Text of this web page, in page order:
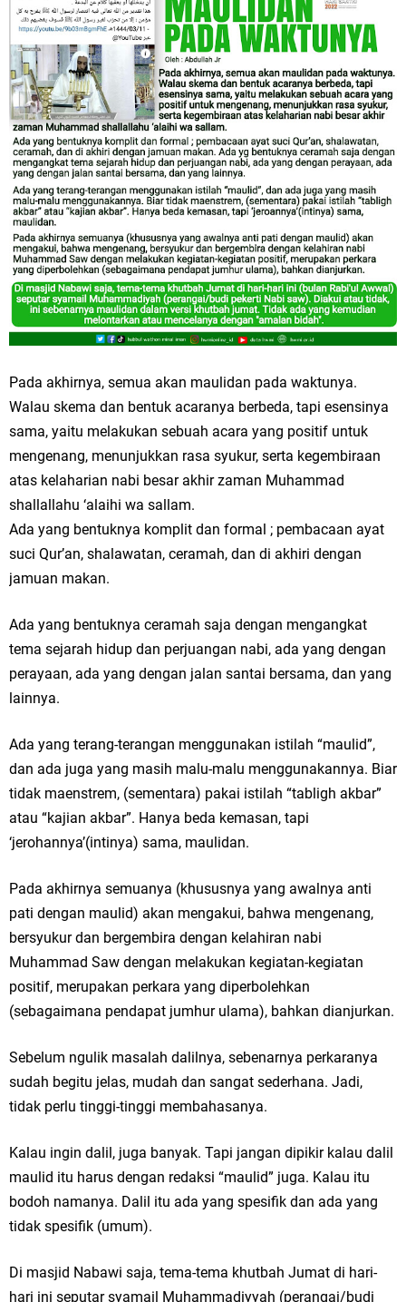
Pada akhirnya, semua akan maulidan pada waktunya.
Walau skema dan bentuk acaranya berbeda, tapi esensinya
sama, yaitu melakukan sebuah acara yang positif untuk
mengenang, menunjukkan rasa syukur, serta kegembiraan
atas kelaharian nabi besar akhir zaman Muhammad
shallallahu ‘alaihi wa sallam.
Ada yang bentuknya komplit dan formal ; pembacaan ayat
suci Qur’an, shalawatan, ceramah, dan di akhiri dengan
jamuan makan.
Ada yang bentuknya ceramah saja dengan mengangkat
tema sejarah hidup dan perjuangan nabi, ada yang dengan
perayaan, ada yang dengan jalan santai bersama, dan yang
lainnya.
Ada yang terang-terangan menggunakan istilah “maulid”,
dan ada juga yang masih malu-malu menggunakannya. Biar
tidak maenstrem, (sementara) pakai istilah “tabligh akbar”
atau “kajian akbar”. Hanya beda kemasan, tapi
‘jerohannya’(intinya) sama, maulidan.
Pada akhirnya semuanya (khususnya yang awalnya anti
pati dengan maulid) akan mengakui, bahwa mengenang,
bersyukur dan bergembira dengan kelahiran nabi
Muhammad Saw dengan melakukan kegiatan-kegiatan
positif, merupakan perkara yang diperbolehkan
(sebagaimana pendapat jumhur ulama), bahkan dianjurkan.
Sebelum ngulik masalah dalilnya, sebenarnya perkaranya
sudah begitu jelas, mudah dan sangat sederhana. Jadi,
tidak perlu tinggi-tinggi membahasanya.
Kalau ingin dalil, juga banyak. Tapi jangan dipikir kalau dalil
maulid itu harus dengan redaksi “maulid” juga. Kalau itu
bodoh namanya. Dalil itu ada yang spesifik dan ada yang
tidak spesifik (umum).
Di masjid Nabawi saja, tema-tema khutbah Jumat di hari-
hari ini seputar syamail Muhammadiyyah (perangai/budi